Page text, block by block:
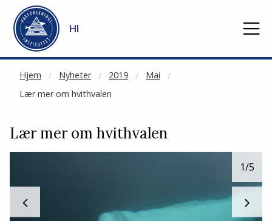
Gå til hovedinnhold
HI
Hjem Nyheter 2019
Mai
Lær mer om hvithvalen
NOT CACHED
Lær mer om hvithvalen
1/5